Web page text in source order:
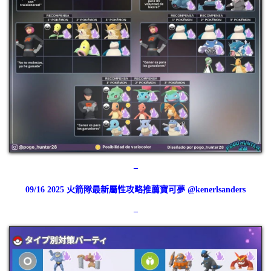
–
09/16 2025 火箭隊最新屬性攻略推薦寶可夢 @kenerlsanders
–